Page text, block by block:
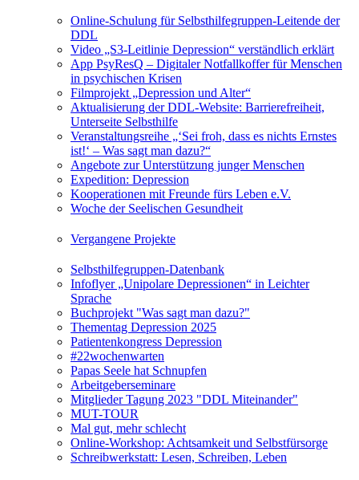
Online-Schulung für Selbsthilfegruppen-Leitende der
DDL
Video „S3-Leitlinie Depression“ verständlich erklärt
App PsyResQ – Digitaler Notfallkoffer für Menschen
in psychischen Krisen
Filmprojekt „Depression und Alter“
Aktualisierung der DDL-Website: Barrierefreiheit,
Unterseite Selbsthilfe
Veranstaltungsreihe „‘Sei froh, dass es nichts Ernstes
ist!‘ – Was sagt man dazu?“
Angebote zur Unterstützung junger Menschen
Expedition: Depression
Kooperationen mit Freunde fürs Leben e.V.
Woche der Seelischen Gesundheit
Vergangene Projekte
Selbsthilfegruppen-Datenbank
Infoflyer „Unipolare Depressionen“ in Leichter
Sprache
Buchprojekt "Was sagt man dazu?"
Thementag Depression 2025
Patientenkongress Depression
#22wochenwarten
Papas Seele hat Schnupfen
Arbeitgeberseminare
Mitglieder Tagung 2023 "DDL Miteinander"
MUT-TOUR
Mal gut, mehr schlecht
Online-Workshop: Achtsamkeit und Selbstfürsorge
Schreibwerkstatt: Lesen, Schreiben, Leben